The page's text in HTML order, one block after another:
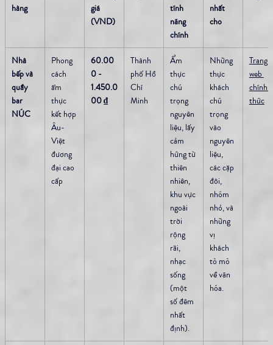
hàng
giá
(VND)
tính
năng
chính
nhất
cho
Nhà
bếp và
quầy
bar
NÚC
Phong
cách
ẩm
thực
kết hợp
Âu-
Việt
đương
đại cao
cấp
60.00
0 -
1.450.0
00 ₫
Thành
phố Hồ
Chí
Minh
Ẩm
thực
chú
trọng
nguyên
liệu, lấy
cảm
hứng từ
thiên
nhiên,
khu vực
ngoài
trời
rộng
rãi,
nhạc
sống
(một
số đêm
nhất
định).
Những
thực
khách
chú
trọng
vào
nguyên
liệu,
các cặp
đôi,
nhóm
nhỏ, và
những
vị
khách
tò mò
về văn
hóa.
Trang
web
chính
thức